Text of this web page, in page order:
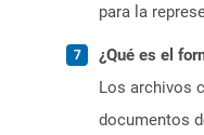
para la
¿Qué es el
Los archivos
documentos